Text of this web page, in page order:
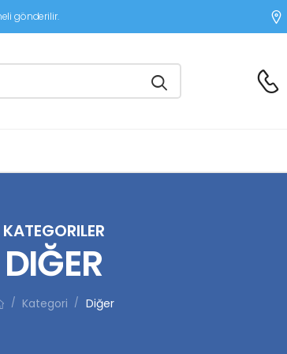
gönderilir.
KATEGORILER
DIĞER
/ Kategori / Diğer